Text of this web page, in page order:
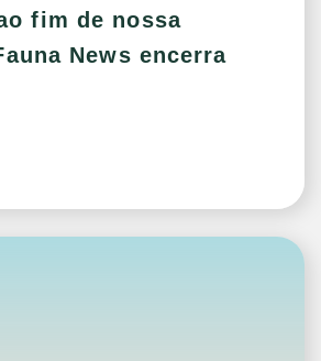
fim de nossa
News encerra